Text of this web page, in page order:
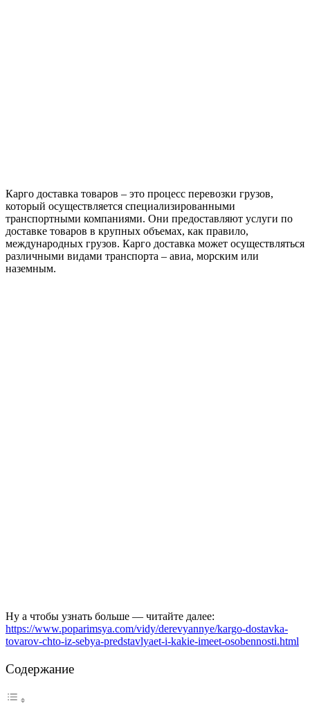
Карго доставка товаров – это процесс перевозки грузов,
который осуществляется специализированными
транспортными компаниями. Они предоставляют услуги по
доставке товаров в крупных объемах, как правило,
международных грузов. Карго доставка может осуществляться
различными видами транспорта – авиа, морским или
наземным.
Ну а чтобы узнать больше — читайте далее:
https://www.poparimsya.com/vidy/derevyannye/kargo-dostavka-
tovarov-chto-iz-sebya-predstavlyaet-i-kakie-imeet-osobennosti.html
Содержание